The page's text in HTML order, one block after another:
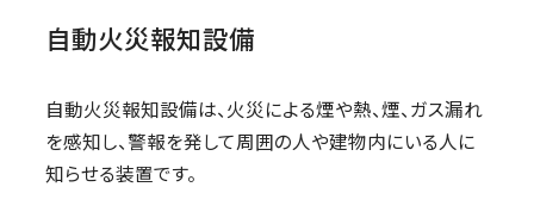
自動火災報知設備
自動火災報知設備は、火災による煙や熱、煙、ガス漏れ
を感知し、警報を発して周囲の人や建物内にいる人に
知らせる装置です。